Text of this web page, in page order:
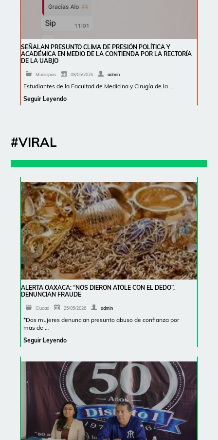
SEÑALAN PRESUNTO CLIMA DE PRESIÓN POLÍTICA Y
ACADÉMICA EN MEDIO DE LA CONTIENDA POR LA RECTORÍA
DE LA UABJO
Municipios 08/05/2026 admin
Estudiantes de la Facultad de Medicina y Cirugía de la …
Seguir Leyendo
#VIRAL
ALERTA OAXACA: “NOS DIERON ATOLE CON EL DEDO”,
DENUNCIAN FRAUDE
Ciudad 25/05/2026 admin
*Dos mujeres denuncian presunto abuso de confianza por
mas de …
Seguir Leyendo